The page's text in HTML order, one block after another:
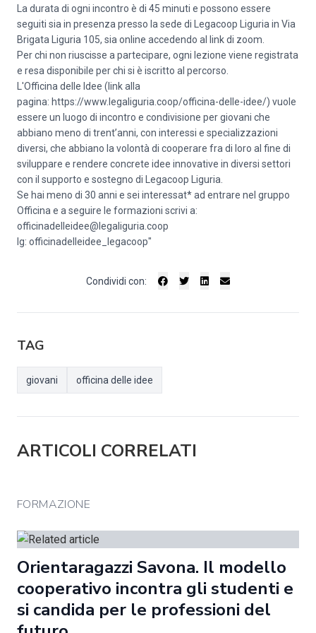
La durata di ogni incontro è di 45 minuti e possono essere
seguiti sia in presenza presso la sede di Legacoop Liguria in Via
Brigata Liguria 105, sia online accedendo al link di zoom.
Per chi non riuscisse a partecipare, ogni lezione viene registrata
e resa disponibile per chi si è iscritto al percorso.
L'Officina delle Idee (link alla
pagina: https://www.legaliguria.coop/officina-delle-idee/) vuole
essere un luogo di incontro e condivisione per giovani che
abbiano meno di trent’anni, con interessi e specializzazioni
diversi, che abbiano la volontà di cooperare fra di loro al fine di
sviluppare e rendere concrete idee innovative in diversi settori
con il supporto e sostegno di Legacoop Liguria.
Se hai meno di 30 anni e sei interessat* ad entrare nel gruppo
Officina e a seguire le formazioni scrivi a:
officinadelleidee@legaliguria.coop
Ig: officinadelleidee_legacoop"
Condividi con:
TAG
giovani officina delle idee
ARTICOLI CORRELATI
FORMAZIONE
Orientaragazzi Savona. Il modello
cooperativo incontra gli studenti e
si candida per le professioni del